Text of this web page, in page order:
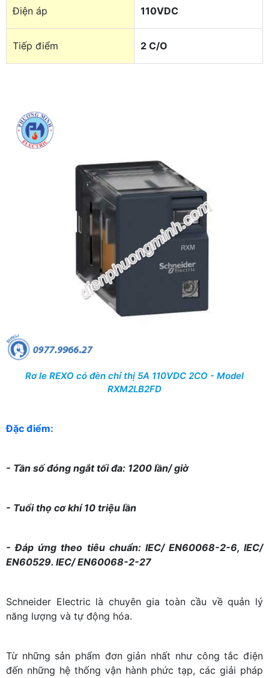
Điện áp 110VDC
Tiếp điểm 2 C/O
Rơ le REXO có đèn chỉ thị 5A 110VDC 2CO - Model
RXM2LB2FD
Đặc điểm:
- Tần số đóng ngắt tối đa: 1200 lần/ giờ
- Tuổi thọ cơ khí 10 triệu lần
- Đáp ứng theo tiêu chuẩn: IEC/ EN60068-2-6, IEC/
EN60529. IEC/ EN60068-2-27
Schneider Electric là chuyên gia toàn cầu về quản lý
năng lượng và tự động hóa.
Từ những sản phẩm đơn giản nhất như công tắc điện
đến những hệ thống vận hành phức tạp, các giải pháp